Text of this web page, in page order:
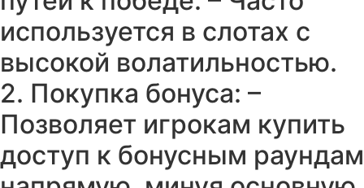
используется в слотах с
высокой волатильностью.
2. Покупка бонуса: –
Позволяет игрокам купить
доступ к бонусным раундам